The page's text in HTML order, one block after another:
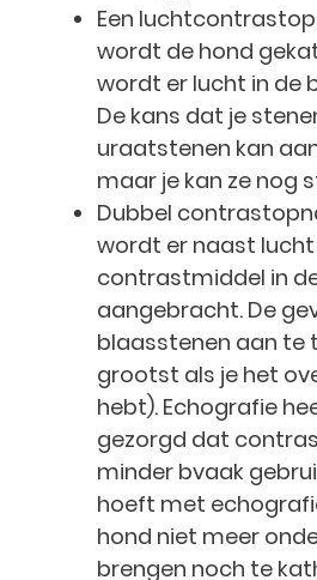
Een
wordt de hond
wordt er lucht in de
De kans dat je
uraatstenen kan
maar je kan ze nog
Dubbel
wordt er naast lucht
contrastmiddel in
aangebracht. De
blaasstenen aan te
grootst als je het
hebt). Echografie
gezorgd dat
minder bvaak
hoeft met
hond niet meer
brengen noch te